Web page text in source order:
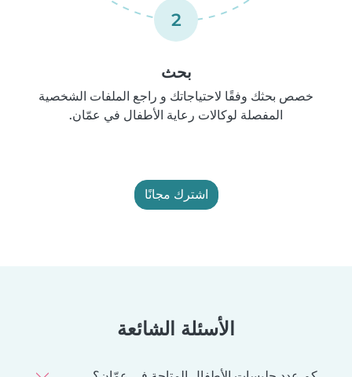
2
بحث
خصص بحثك وفقًا لاحتياجاتك و راجع الملفات الشخصية
المفصلة لوكالات رعاية الأطفال في عمّان.
اشترك مجانًا
الأسئلة الشائعة